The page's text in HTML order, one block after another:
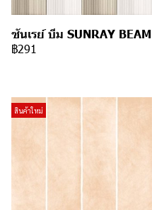
ซันเรย์ บีม SUNRAY BEAM
฿291
สินค้าใหม่